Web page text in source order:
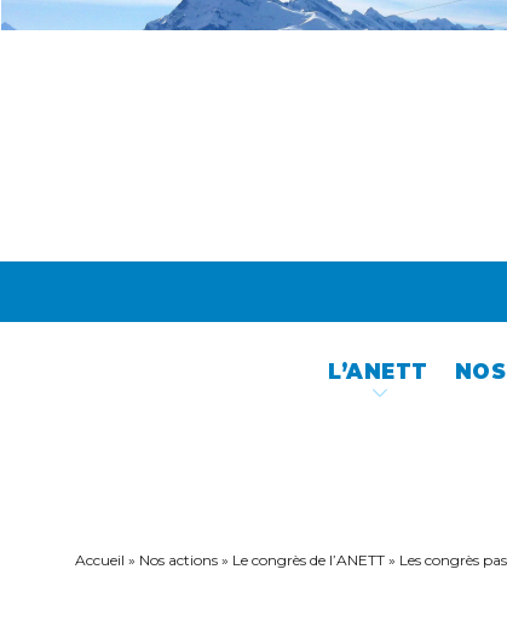
L’ANETT
Accueil » Nos actions » Le congrès de l’ANETT » Les congrès